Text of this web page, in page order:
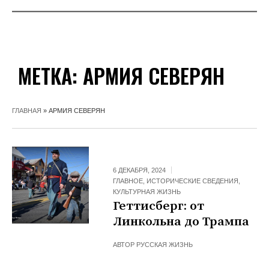
МЕТКА: АРМИЯ СЕВЕРЯН
ГЛАВНАЯ » АРМИЯ СЕВЕРЯН
6 ДЕКАБРЯ, 2024
ГЛАВНОЕ ИСТОРИЧЕСКИЕ СВЕДЕНИЯ
КУЛЬТУРНАЯ ЖИЗНЬ
Геттисберг: от
Линкольна до Трампа
АВТОР РУССКАЯ ЖИЗНЬ